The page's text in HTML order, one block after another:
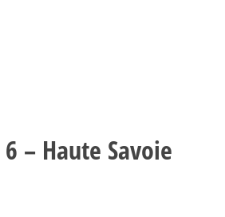
– Haute Savoie